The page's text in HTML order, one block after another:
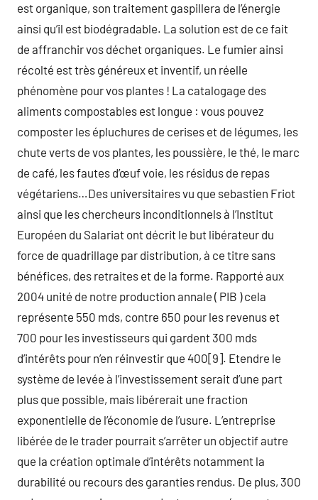
est organique, son traitement gaspillera de l’énergie
ainsi qu’il est biodégradable. La solution est de ce fait
de affranchir vos déchet organiques. Le fumier ainsi
récolté est très généreux et inventif, un réelle
phénomène pour vos plantes ! La catalogage des
aliments compostables est longue : vous pouvez
composter les épluchures de cerises et de légumes, les
chute verts de vos plantes, les poussière, le thé, le marc
de café, les fautes d’œuf voie, les résidus de repas
végétariens…Des universitaires vu que sebastien Friot
ainsi que les chercheurs inconditionnels à l’Institut
Européen du Salariat ont décrit le but libérateur du
force de quadrillage par distribution, à ce titre sans
bénéfices, des retraites et de la forme. Rapporté aux
2004 unité de notre production annale ( PIB ) cela
représente 550 mds, contre 650 pour les revenus et
700 pour les investisseurs qui gardent 300 mds
d’intérêts pour n’en réinvestir que 400[9]. Etendre le
système de levée à l’investissement serait d’une part
plus que possible, mais libérerait une fraction
exponentielle de l’économie de l’usure. L’entreprise
libérée de le trader pourrait s’arrêter un objectif autre
que la création optimale d’intérêts notamment la
durabilité ou recours des garanties rendus. De plus, 300